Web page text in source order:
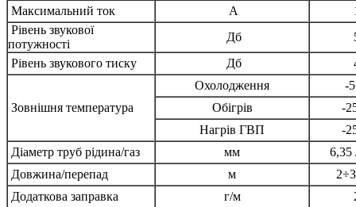
Максимальний ток
А
Рівень звукової
потужності
Дб
Рівень звукового тиску
Дб
Зовнішня температура
Охолодження
-
Обігрів
-
Нагрів ГВП
-
Діаметр труб рідина/газ
мм
6,35
Довжина/перепад
м
Додаткова заправка
г/м